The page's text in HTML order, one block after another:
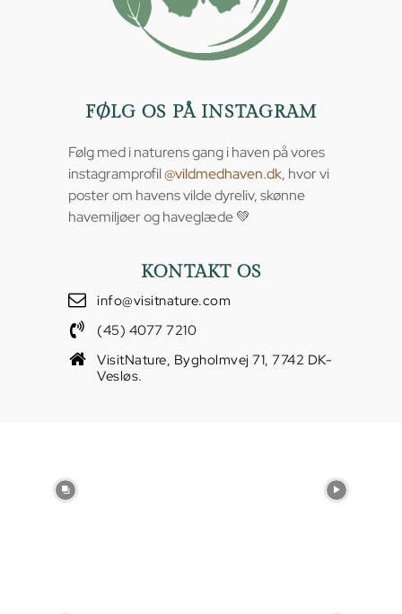
FØLG OS PÅ INSTAGRAM
Følg med i naturens gang i haven på vores
instagramprofil@vildmedhaven.dk, hvor vi
poster om havens vilde dyreliv, skønne
havemiljøer og haveglæde 💚
KONTAKT OS
info@visitnature.com
(45) 4077 7210
VisitNature, Bygholmvej 71, 7742 DK-
Vesløs.